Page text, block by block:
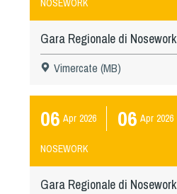
NOSEWORK
Gara Regionale di Nosework
Vimercate (MB)
06 Apr 2026 06 Apr 2026
NOSEWORK
Gara Regionale di Nosework